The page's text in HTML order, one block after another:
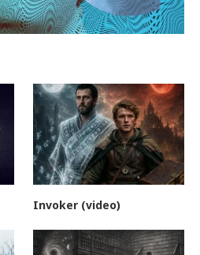
Invoker (video)